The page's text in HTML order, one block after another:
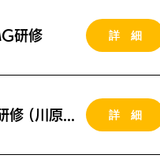
研修 詳 細
詳 細